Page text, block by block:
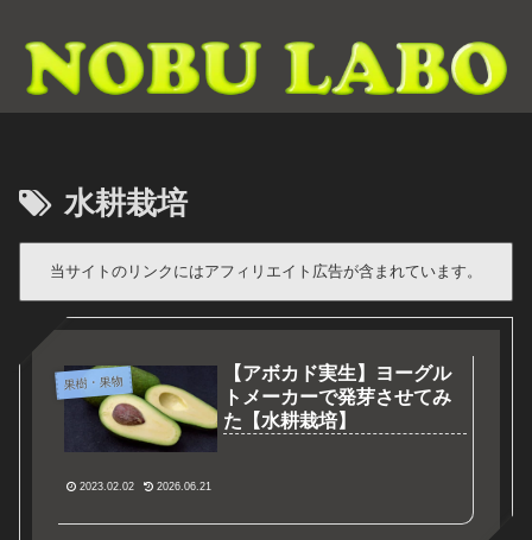
水耕栽培
当サイトのリンクにはアフィリエイト広告が含まれています。
果樹・果物
【アボカド実生】ヨーグル
トメーカーで発芽させてみ
た【水耕栽培】
2023.02.02 2026.06.21